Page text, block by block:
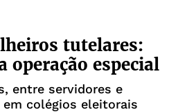
tutelares:
especial
entre servidores e
colégios eleitorais